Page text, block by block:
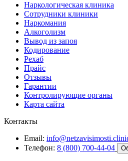
Наркологическая клиника
Сотрудники клиники
Наркомания
Алкоголизм
Вывод из запоя
Кодирование
Рехаб
Прайс
Отзывы
Гарантии
Контролирующие органы
Карта сайта
Контакты
Email:
Телефон: 8 (800) 700-44-04